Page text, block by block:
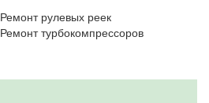
Ремонт рулевых реек
Ремонт турбокомпрессоров